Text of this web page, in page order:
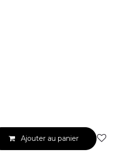
Ajouter au panier